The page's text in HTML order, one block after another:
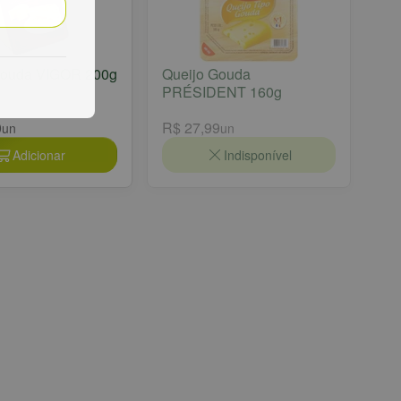
VIGOR 200g
un
Adicionar
Queijo Gouda
PRÉSIDENT 160g
R$ 27,99un
Indisponível